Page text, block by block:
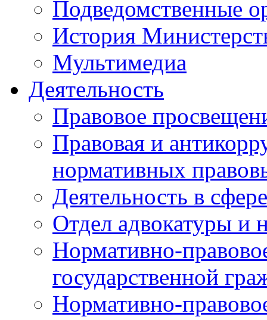
Подведомственные
История
Мультимедиа
Деятельность
Правовое
Правовая и
нормативных
Деятельность в
Отдел адвокатуры и
Нормативно-
государственной
Нормативно-